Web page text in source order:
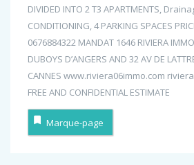
DIVIDED INTO 2 T3 APARTMENTS,
CONDITIONING, 4 PARKING SPACES
0676884322 MANDAT 1646 RIVIERA
DUBOYS D’ANGERS AND 32 AV DE
CANNES www.riviera06immo.com
FREE AND CONFIDENTIAL ESTIMATE
Marque-page